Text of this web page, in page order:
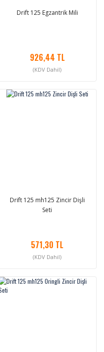
Drift 125 Egzantrik Mili
926,44 TL
(KDV Dahil)
Drift 125 mh125 Zincir Dişli
Seti
571,30 TL
(KDV Dahil)